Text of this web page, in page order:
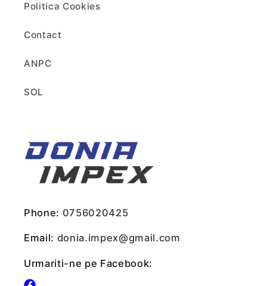
Politica Cookies
Contact
ANPC
SOL
Phone: 0756020425
Email: donia.impex@gmail.com
Urmariti-ne pe Facebook: